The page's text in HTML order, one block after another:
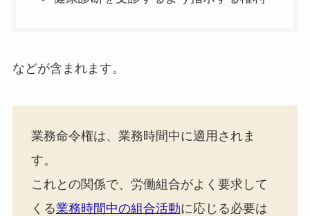
などが含まれます。
業務命令権は、業務時間中に適用されま
す。
これとの関係で、労働組合がよく要求して
くる業務時間中の組合活動に応じる必要は